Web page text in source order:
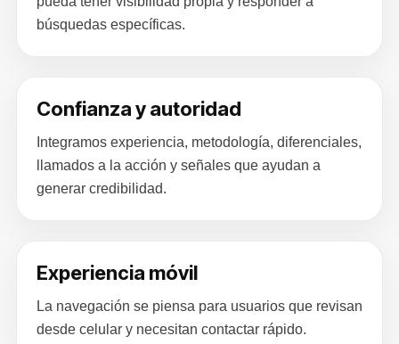
búsquedas específicas.
Confianza y autoridad
Integramos experiencia, metodología, diferenciales,
llamados a la acción y señales que ayudan a
generar credibilidad.
Experiencia móvil
La navegación se piensa para usuarios que revisan
desde celular y necesitan contactar rápido.